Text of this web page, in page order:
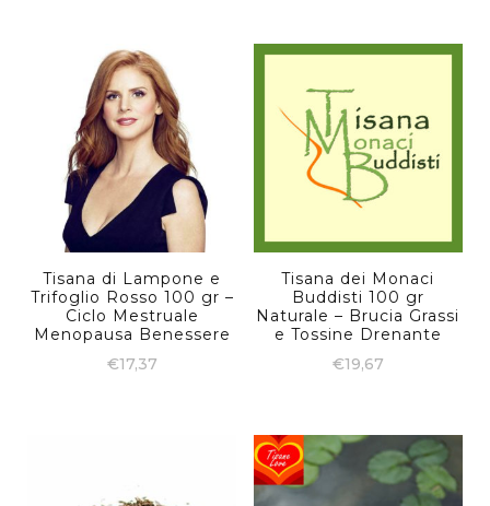
Tisana di Lampone e
Trifoglio Rosso 100 gr –
Ciclo Mestruale
Menopausa Benessere
€17,37
Tisana dei Monaci
Buddisti 100 gr
Naturale – Brucia Grassi
e Tossine Drenante
€19,67